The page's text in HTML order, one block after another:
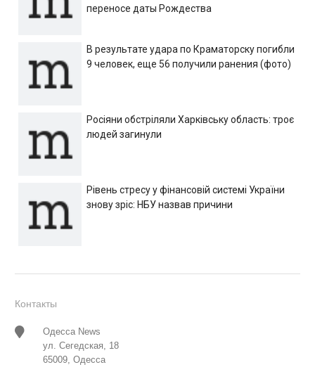
переносе даты Рождества
В результате удара по Краматорску погибли
9 человек, еще 56 получили ранения (фото)
Росіяни обстріляли Харківську область: троє
людей загинули
Рівень стресу у фінансовій системі України
знову зріс: НБУ назвав причини
Контакты
Одесса News
ул. Сегедская, 18
65009, Одесса